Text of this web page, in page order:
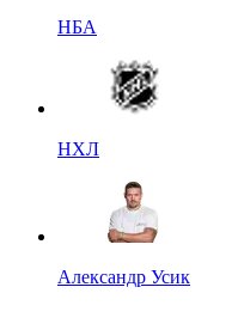
НБА
НХЛ
Александр Усик